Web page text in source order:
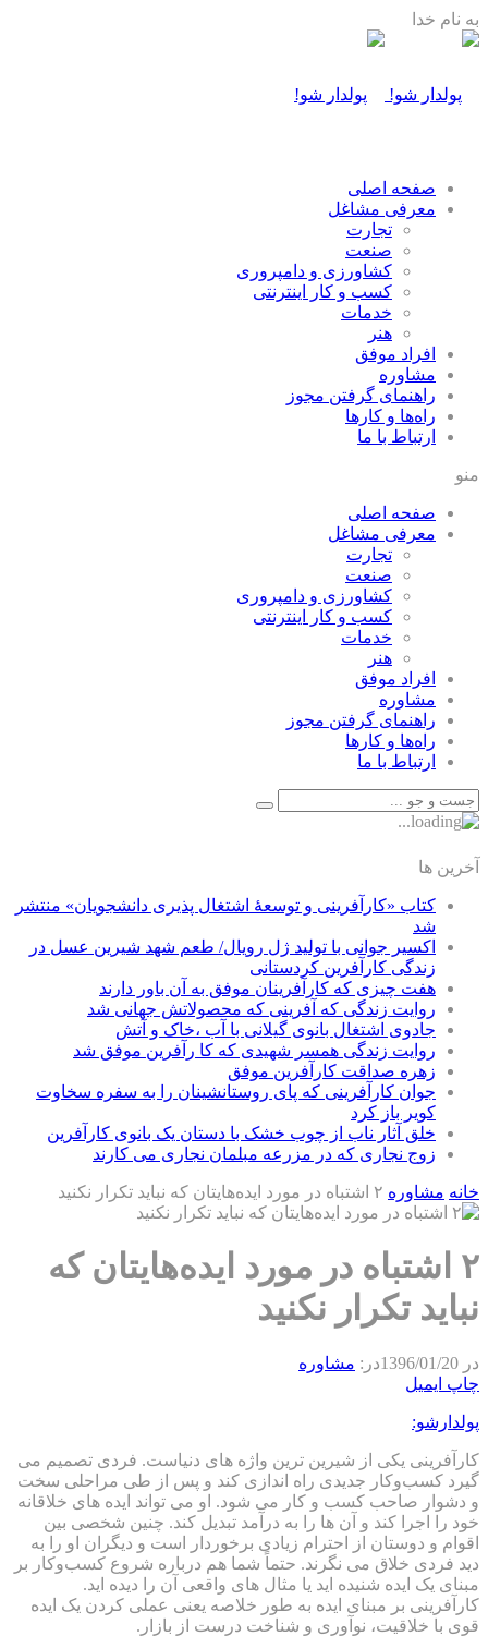
به نام خدا
صفحه اصلی
معرفی مشاغل
تجارت
صنعت
كشاورزی و دامپروری
كسب و كار اينترنتی
خدمات
هنر
افراد موفق
مشاوره
راهنمای گرفتن مجوز
راه‌ها و كارها
ارتباط با ما
منو
صفحه اصلی
معرفی مشاغل
تجارت
صنعت
كشاورزی و دامپروری
كسب و كار اينترنتی
خدمات
هنر
افراد موفق
مشاوره
راهنمای گرفتن مجوز
راه‌ها و كارها
ارتباط با ما
آخرین ها
کتاب «کارآفرینی و توسعۀ اشتغال پذیری دانشجویان» منتشر
شد
اکسیر جوانی با تولید ژل رویال/ طعم شهد شیرین عسل‌ در
زندگی کارآفرین کردستانی
هفت چیزی که کارآفرینان موفق به آن باور دارند
روایت زندگی که آفرینی که محصولاتش جهانی شد
جادوی اشتغال بانوی گیلانی با آب ،خاک و آتش
روایت زندگی همسر شهیدی که کا رآفرین موفق شد
زهره صداقت کارآفرین موفق
جوان کارآفرینی که پای روستانشینان را به سفره سخاوت
کویر باز کرد
خلق آثار ناب از چوب خشک با دستان یک بانوی کارآفرین
زوج نجاری که در مزرعه مبلمان نجاری می کارند
خانه مشاوره ۲ اشتباه در مورد ایده‌هایتان که نباید تکرار نکنید
۲ اشتباه در مورد ایده‌هایتان که
نباید تکرار نکنید
در 1396/01/20در: مشاوره
چاپ ایمیل
پولدارشو:
کارآفرینی یکی از شیرین ترین واژه های دنیاست. فردی تصمیم می
گیرد کسب‌و‌کار جدیدی راه اندازی کند و پس از طی مراحلی سخت
و دشوار صاحب کسب و کار می شود. او می تواند ایده های خلاقانه
خود را اجرا کند و آن ها را به درآمد تبدیل کند. چنین شخصی بین
اقوام و دوستان از احترام زیادی برخوردار است و دیگران او را به
دید فردی خلاق می نگرند. حتماً شما هم درباره شروع کسب‌و‌کار بر
مبنای یک ایده شنیده اید یا مثال های واقعی آن را دیده اید.
کارآفرینی بر مبنای ایده به طور خلاصه یعنی عملی کردن یک ایده
قوی با خلاقیت، نوآوری و شناخت درست از بازار.